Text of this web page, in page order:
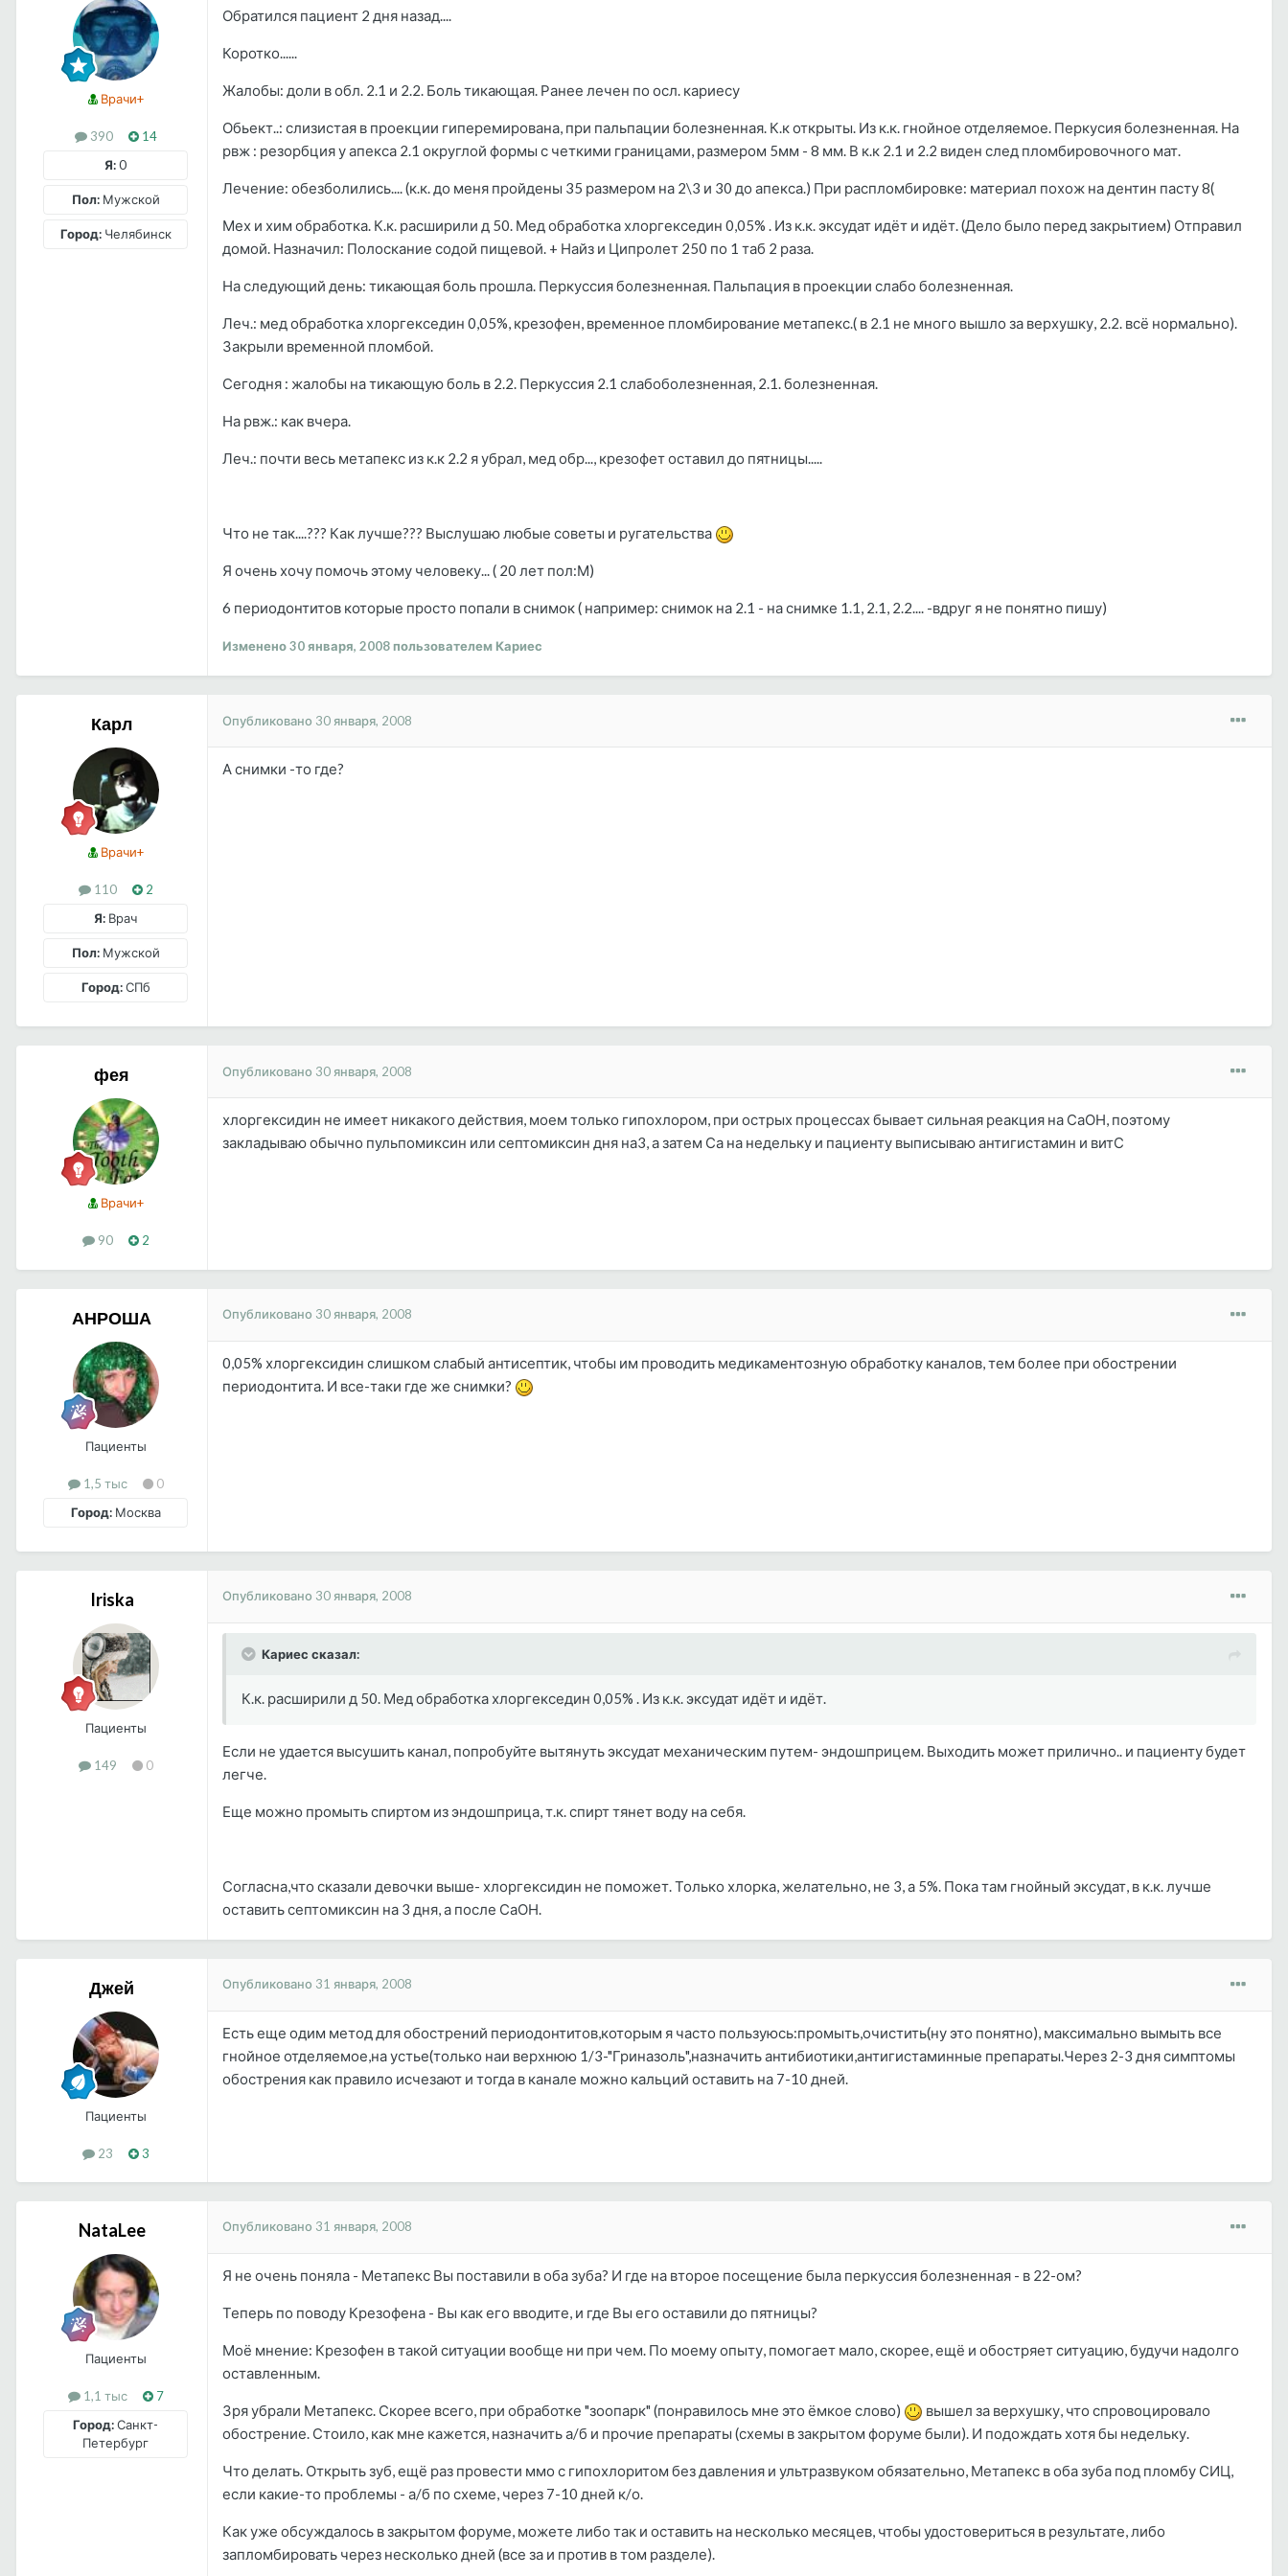
Врачи+
390
14
Я:0
Пол:Мужской
Город:Челябинск
Обратился пациент 2 дня назад....
Коротко......
Жалобы: доли в обл. 2.1 и 2.2. Боль тикающая. Ранее лечен по осл. кариесу
Обьект..: слизистая в проекции гиперемирована, при пальпации болезненная. К.к открыты. Из к.к. гнойное отделяемое. Перкусия болезненная. На
рвж : резорбция у апекса 2.1 округлой формы с четкими границами, размером 5мм - 8 мм. В к.к 2.1 и 2.2 виден след пломбировочного мат.
Лечение: обезболились.... (к.к. до меня пройдены 35 размером на 2\3 и 30 до апекса.) При распломбировке: материал похож на дентин пасту 8(
Мех и хим обработка. К.к. расширили д 50. Мед обработка хлоргекседин 0,05% . Из к.к. эксудат идёт и идёт. (Дело было перед закрытием) Отправил
домой. Назначил: Полоскание содой пищевой. + Найз и Ципролет 250 по 1 таб 2 раза.
На следующий день: тикающая боль прошла. Перкуссия болезненная. Пальпация в проекции слабо болезненная.
Леч.: мед обработка хлоргекседин 0,05%, крезофен, временное пломбирование метапекс.( в 2.1 не много вышло за верхушку, 2.2. всё нормально).
Закрыли временной пломбой.
Сегодня : жалобы на тикающую боль в 2.2. Перкуссия 2.1 слабоболезненная, 2.1. болезненная.
На рвж.: как вчера.
Леч.: почти весь метапекс из к.к 2.2 я убрал, мед обр..., крезофет оставил до пятницы.....
Что не так....??? Как лучше??? Выслушаю любые советы и ругательства
Я очень хочу помочь этому человеку... ( 20 лет пол:М)
6 периодонтитов которые просто попали в снимок ( например: снимок на 2.1 - на снимке 1.1, 2.1, 2.2.... -вдруг я не понятно пишу)
Изменено30 января, 2008пользователем Кариес
Карл
Врачи+
110
2
Я: Врач
Пол:Мужской
Город:СПб
Опубликовано 30 января, 2008
А снимки -то где?
фея
Врачи+
90 2
Опубликовано 30 января, 2008
хлоргексидин не имеет никакого действия, моем только гипохлором, при острых процессах бывает сильная реакция на СаОН, поэтому
закладываю обычно пульпомиксин или септомиксин дня на3, а затем Са на недельку и пациенту выписываю антигистамин и витС
АНРОША
Пациенты
1,5 тыс
0
Город:Москва
Опубликовано 30 января, 2008
0,05% хлоргексидин слишком слабый антисептик, чтобы им проводить медикаментозную обработку каналов, тем более при обострении
периодонтита. И все-таки где же снимки?
Iriska
Пациенты
149 0
Опубликовано 30 января, 2008
Кариес сказал:
К.к. расширили д 50. Мед обработка хлоргекседин 0,05% . Из к.к. эксудат идёт и идёт.
Если не удается высушить канал, попробуйте вытянуть эксудат механическим путем- эндошприцем. Выходить может прилично.. и пациенту будет
легче.
Еще можно промыть спиртом из эндошприца, т.к. спирт тянет воду на себя.
Согласна,что сказали девочки выше- хлоргексидин не поможет. Только хлорка, желательно, не 3, а 5%. Пока там гнойный эксудат, в к.к. лучше
оставить септомиксин на 3 дня, а после СаОН.
Джей
Пациенты
23 3
Опубликовано 31 января, 2008
Есть еще одим метод для обострений периодонтитов,которым я часто пользуюсь:промыть,очистить(ну это понятно), максимально вымыть все
гнойное отделяемое,на устье(только наи верхнюю 1/3-"Гриназоль",назначить антибиотики,антигистаминные препараты.Через 2-3 дня симптомы
обострения как правило исчезают и тогда в канале можно кальций оставить на 7-10 дней.
NataLee
Пациенты
1,1 тыс
7
Город:Санкт-
Петербург
Опубликовано 31 января, 2008
Я не очень поняла - Метапекс Вы поставили в оба зуба? И где на второе посещение была перкуссия болезненная - в 22-ом?
Теперь по поводу Крезофена - Вы как его вводите, и где Вы его оставили до пятницы?
Моё мнение: Крезофен в такой ситуации вообще ни при чем. По моему опыту, помогает мало, скорее, ещё и обостряет ситуацию, будучи надолго
оставленным.
Зря убрали Метапекс. Скорее всего, при обработке "зоопарк" (понравилось мне это ёмкое слово)
вышел за верхушку, что спровоцировало
обострение. Стоило, как мне кажется, назначить а/б и прочие препараты (схемы в закрытом форуме были). И подождать хотя бы недельку.
Что делать. Открыть зуб, ещё раз провести ммо с гипохлоритом без давления и ультразвуком обязательно, Метапекс в оба зуба под пломбу СИЦ,
если какие-то проблемы - а/б по схеме, через 7-10 дней к/о.
Как уже обсуждалось в закрытом форуме, можете либо так и оставить на несколько месяцев, чтобы удостовериться в результате, либо
запломбировать через несколько дней (все за и против в том разделе).